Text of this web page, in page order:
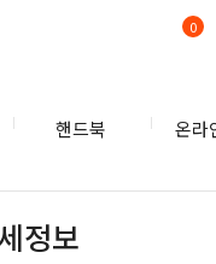
핸드북 온라
0
정보